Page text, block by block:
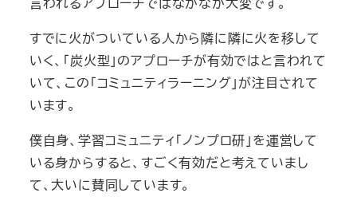
すでに火がついている人から隣に隣に火を移して
いく、「炭火型」のアプローチが有効ではと言われて
いて、この「コミュニティラーニング」が注目されて
います。
僕自身、学習コミュニティ「ノンプロ研」を運営して
いる身からすると、すごく有効だと考えていまし
て、大いに賛同しています。